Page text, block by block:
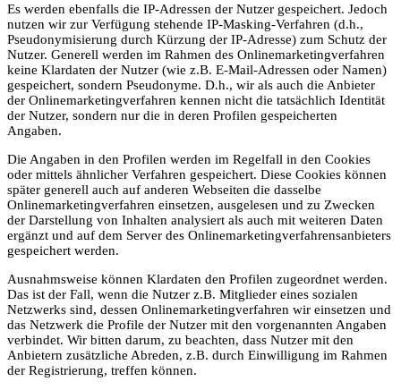
Es werden ebenfalls die IP-Adressen der Nutzer gespeichert. Jedoch
nutzen wir zur Verfügung stehende IP-Masking-Verfahren (d.h.,
Pseudonymisierung durch Kürzung der IP-Adresse) zum Schutz der
Nutzer. Generell werden im Rahmen des Onlinemarketingverfahren
keine Klardaten der Nutzer (wie z.B. E-Mail-Adressen oder Namen)
gespeichert, sondern Pseudonyme. D.h., wir als auch die Anbieter
der Onlinemarketingverfahren kennen nicht die tatsächlich Identität
der Nutzer, sondern nur die in deren Profilen gespeicherten
Angaben.
Die Angaben in den Profilen werden im Regelfall in den Cookies
oder mittels ähnlicher Verfahren gespeichert. Diese Cookies können
später generell auch auf anderen Webseiten die dasselbe
Onlinemarketingverfahren einsetzen, ausgelesen und zu Zwecken
der Darstellung von Inhalten analysiert als auch mit weiteren Daten
ergänzt und auf dem Server des Onlinemarketingverfahrensanbieters
gespeichert werden.
Ausnahmsweise können Klardaten den Profilen zugeordnet werden.
Das ist der Fall, wenn die Nutzer z.B. Mitglieder eines sozialen
Netzwerks sind, dessen Onlinemarketingverfahren wir einsetzen und
das Netzwerk die Profile der Nutzer mit den vorgenannten Angaben
verbindet. Wir bitten darum, zu beachten, dass Nutzer mit den
Anbietern zusätzliche Abreden, z.B. durch Einwilligung im Rahmen
der Registrierung, treffen können.